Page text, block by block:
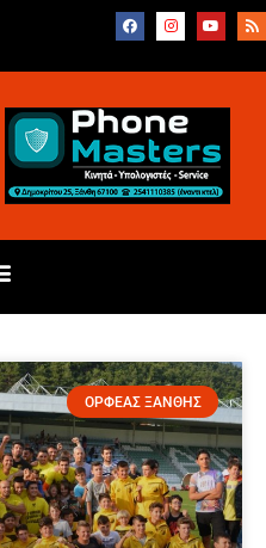
ΟΡΦΕΑΣ ΞΑΝΘΗΣ